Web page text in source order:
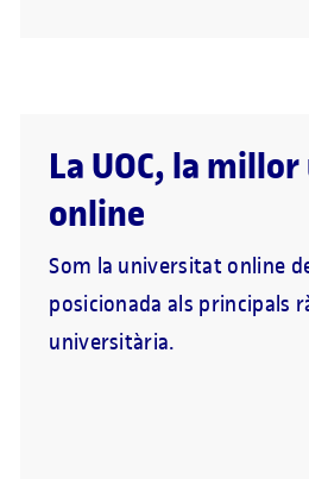
La UOC, la
online
Som la universitat online
posicionada als principals
universitària.